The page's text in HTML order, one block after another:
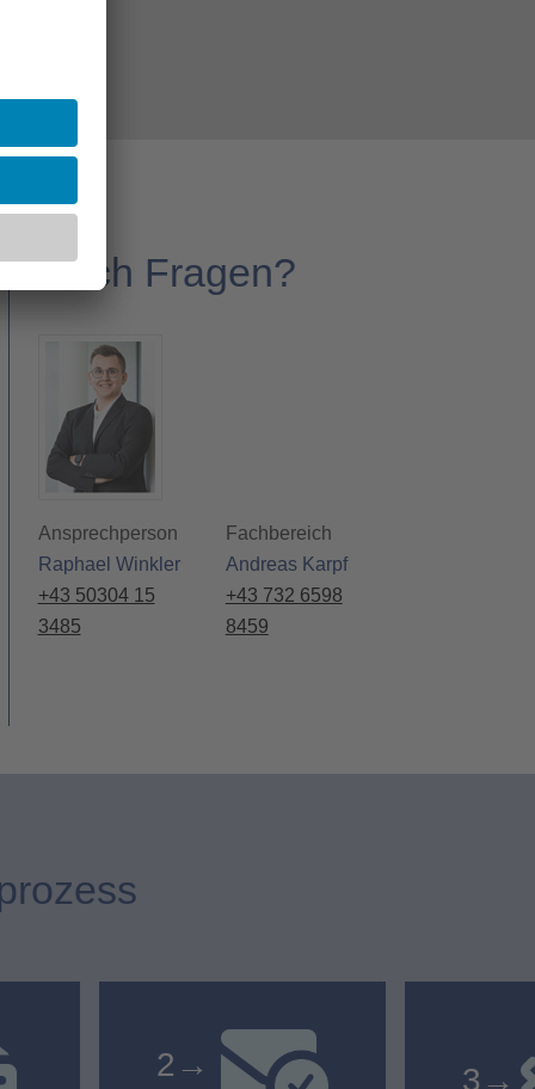
Noch Fragen?
Ansprechperson
Raphael Winkler
+43 50304 15
3485
Fachbereich
Andreas Karpf
+43 732 6598
8459
2 → 3 →